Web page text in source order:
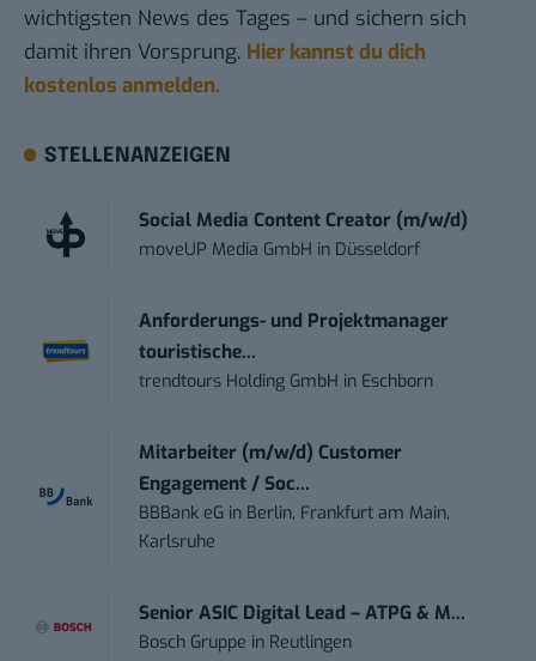
wichtigsten News des Tages – und sichern sich
damit ihren Vorsprung. Hier kannst du dich
kostenlos anmelden.
STELLENANZEIGEN
Social Media Content Creator (m/w/d)
moveUP Media GmbH in Düsseldorf
Anforderungs- und Projektmanager
touristische...
trendtours Holding GmbH in Eschborn
Mitarbeiter (m/w/d) Customer
Engagement / Soc...
BBBank eG in Berlin, Frankfurt am Main,
Karlsruhe
Senior ASIC Digital Lead – ATPG & M...
Bosch Gruppe in Reutlingen